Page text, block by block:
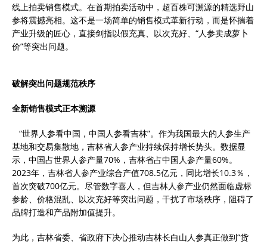
线上拍卖销售模式。在首期拍卖活动中，超百株可溯源的精选野山
参将震撼亮相。这不是一场简单的销售模式革新行动，而是怀揣着
产业升级的匠心，直接剑指以假充真、以次充好、“人参卖成萝卜
价”等突出问题。
破解突出问题规范秩序
全新销售模式正本溯源
“世界人参看中国，中国人参看吉林”。作为我国最大的人参生产
基地和交易集散地，吉林省人参产业持续保持增长势头。数据显
示，中国占世界人参产量70%，吉林省占中国人参产量60%。
2023年，吉林省人参产业综合产值708.5亿元，同比增长10.3％，
首次突破700亿元。尽管数字喜人，但吉林人参产业仍然面临虚标
参龄、价格混乱、以次充好等突出问题，干扰了市场秩序，阻碍了
品牌打造和产品附加值提升。
为此，吉林省委、省政府下决心推动吉林长白山人参真正做到“货